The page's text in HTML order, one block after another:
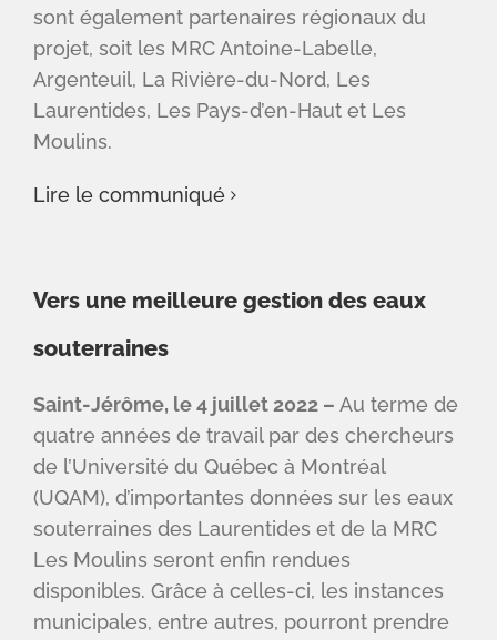
sont également partenaires régionaux du
projet, soit les MRC Antoine-Labelle,
Argenteuil, La Rivière-du-Nord, Les
Laurentides, Les Pays-d’en-Haut et Les
Moulins.
Lire le communiqué
Vers une meilleure gestion des eaux
souterraines
Saint-Jérôme, le 4 juillet 2022 – Au terme de
quatre années de travail par des chercheurs
de l’Université du Québec à Montréal
(UQAM), d’importantes données sur les eaux
souterraines des Laurentides et de la MRC
Les Moulins seront enfin rendues
disponibles. Grâce à celles-ci, les instances
municipales, entre autres, pourront prendre